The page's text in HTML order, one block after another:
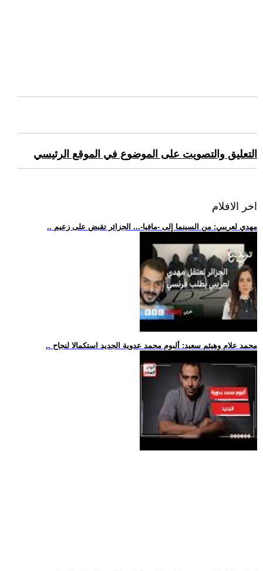
التعليق والتصويت على الموضوع في الموقع الرئيسي
اخر الافلام
.. مهدي لعريبي: من السينما إلى -مافيا-... الجزائر تقبض على زعيم
.. محمد علام وهيثم سعيد: ألبوم محمد عدوية الجديد استكمالا لنجاح